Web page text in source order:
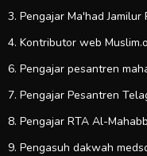
3. Pengajar Ma'had
4. Kontributor web
6. Pengajar pesantren
7. Pengajar Pesantren
8. Pengajar RTA Al-
9. Pengasuh dakwah